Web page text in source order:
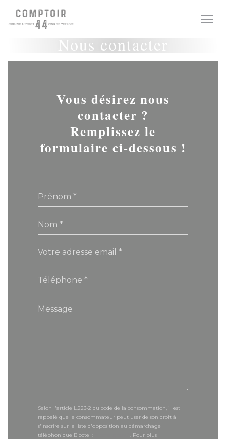
Personnalisation de vos choix en matière de cookies
Nous contacter
Vous désirez nous
contacter ?
Remplissez le
formulaire ci-dessous !
Selon l'article L.223-2 du code de la consommation, il est
rappelé que le consommateur peut user de son droit à
s'inscrire sur la liste d'opposition au démarchage
téléphonique Bloctel :
. Pour plus